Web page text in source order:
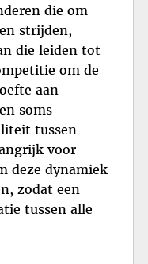
die om
strijden,
die leiden tot
om de
aan
soms
tussen
voor
deze dynamiek
zodat een
tussen alle